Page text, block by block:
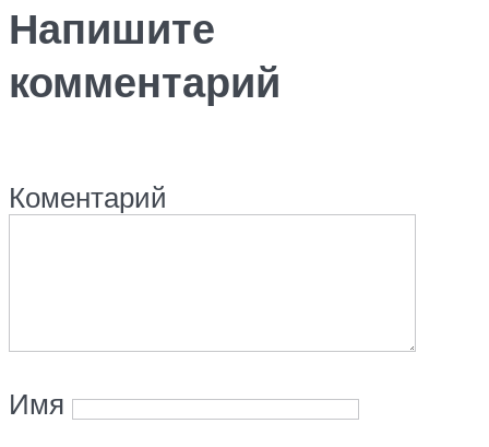
Напишите
комментарий
Коментарий
Имя